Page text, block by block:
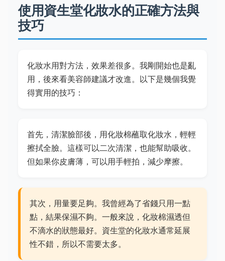
使用資生堂化妝水的正確方法與
技巧
化妝水用對方法，效果差很多。我剛開始也是亂
用，後來看美容師建議才改進。以下是幾個我覺
得實用的技巧：
首先，清潔臉部後，用化妝棉蘸取化妝水，輕輕
擦拭全臉。這樣可以二次清潔，也能幫助吸收。
但如果你皮膚薄，可以用手輕拍，減少摩擦。
其次，用量要足夠。我曾經為了省錢只用一點
點，結果保濕不夠。一般來說，化妝棉濕透但
不滴水的狀態最好。資生堂的化妝水通常延展
性不錯，所以不需要太多。